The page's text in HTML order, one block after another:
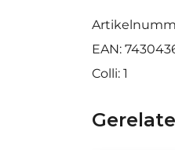
EAN:
Colli: 1